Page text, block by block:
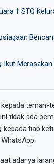
1 STQ
Ikut Merasakan
teman-
tidak ada
tiap
adanya